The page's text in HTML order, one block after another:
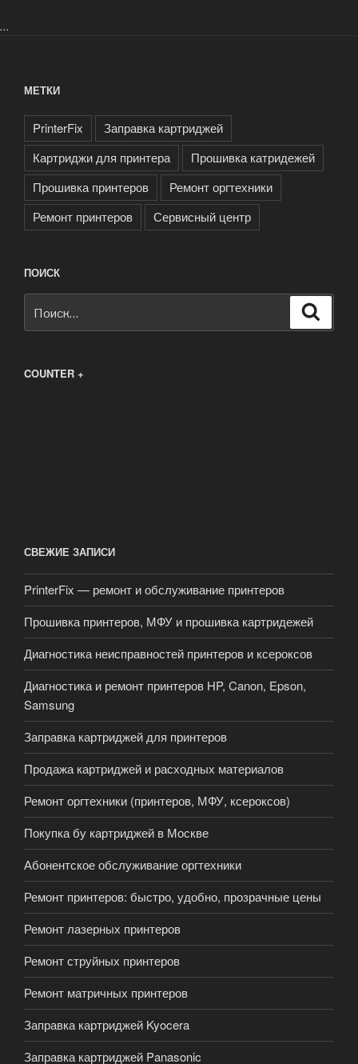
...
МЕТКИ
PrinterFix
Заправка картриджей
Картриджи для принтера
Прошивка катридежей
Прошивка принтеров
Ремонт оргтехники
Ремонт принтеров
Сервисный центр
ПОИСК
COUNTER +
СВЕЖИЕ ЗАПИСИ
PrinterFix — ремонт и обслуживание принтеров
Прошивка принтеров, МФУ и прошивка картридежей
Диагностика неисправностей принтеров и ксероксов
Диагностика и ремонт принтеров HP, Canon, Epson,
Samsung
Заправка картриджей для принтеров
Продажа картриджей и расходных материалов
Ремонт оргтехники (принтеров, МФУ, ксероксов)
Покупка бу картриджей в Москве
Абонентское обслуживание оргтехники
Ремонт принтеров: быстро, удобно, прозрачные цены
Ремонт лазерных принтеров
Ремонт струйных принтеров
Ремонт матричных принтеров
Заправка картриджей Kyocera
Заправка картриджей Panasonic